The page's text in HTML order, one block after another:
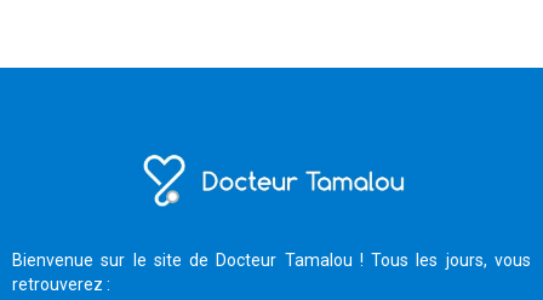
Bienvenue sur le site de Docteur Tamalou ! Tous les jours, vous
retrouverez :